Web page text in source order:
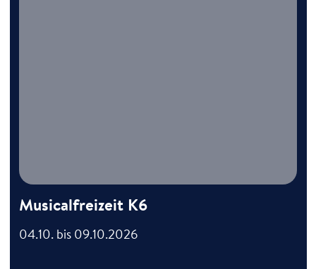
Musicalfreizeit K6
04.10. bis 09.10.2026